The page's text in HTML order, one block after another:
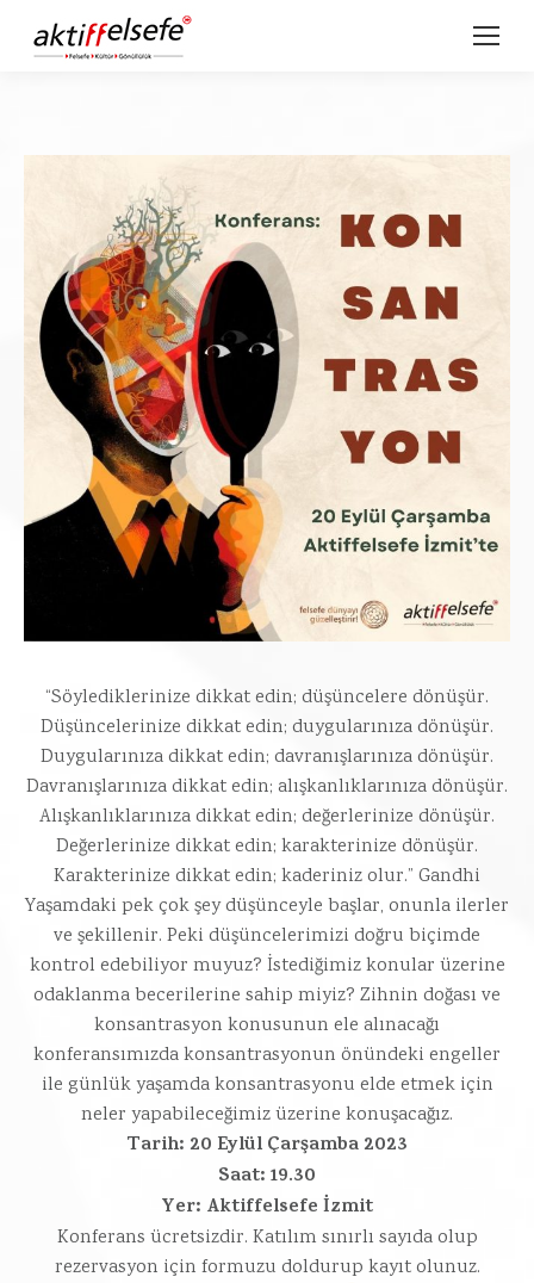
“Söylediklerinize dikkat edin; düşüncelere dönüşür.
Düşüncelerinize dikkat edin; duygularınıza dönüşür.
Duygularınıza dikkat edin; davranışlarınıza dönüşür.
Davranışlarınıza dikkat edin; alışkanlıklarınıza dönüşür.
Alışkanlıklarınıza dikkat edin; değerlerinize dönüşür.
Değerlerinize dikkat edin; karakterinize dönüşür.
Karakterinize dikkat edin; kaderiniz olur.” Gandhi
Yaşamdaki pek çok şey düşünceyle başlar, onunla ilerler
ve şekillenir. Peki düşüncelerimizi doğru biçimde
kontrol edebiliyor muyuz? İstediğimiz konular üzerine
odaklanma becerilerine sahip miyiz? Zihnin doğası ve
konsantrasyon konusunun ele alınacağı
konferansımızda konsantrasyonun önündeki engeller
ile günlük yaşamda konsantrasyonu elde etmek için
neler yapabileceğimiz üzerine konuşacağız.
Tarih: 20 Eylül Çarşamba 2023
Saat: 19.30
Yer: Aktiffelsefe İzmit
Konferans ücretsizdir. Katılım sınırlı sayıda olup
rezervasyon için formuzu doldurup kayıt olunuz.